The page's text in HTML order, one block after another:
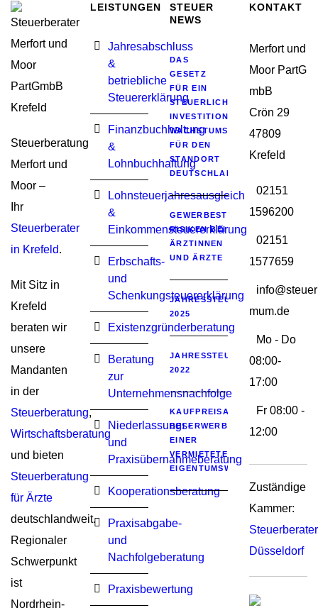
Steuerberatung
Merfort und
Moor –
Ihr
Steuerberater
in Krefeld.
Mit Sitz in
Krefeld
beraten wir
unsere
Mandanten
in der
Steuerberatung,
Wirtschaftsberatung
und bieten
Steuerberatung
für Ärzte
deutschlandweit.
Regionaler
Schwerpunkt
ist
Nordrhein-
LEISTUNGEN
Jahresabschluss
&
betriebliche
Steuererklärung
Finanzbuchhaltung
&
Lohnbuchhaltung
Lohnsteuerjahresausgleich
&
Einkommensteuererklärung
Erbschafts-
und
Schenkungsteuererklärung
Existenzgründerberatung
Beratung
zur
Unternehmensnachfolge
Niederlassungs-
und
Praxisübernahmeberatung
Kooperationsberatung
Praxisabgabe-
und
Nachfolgeberatung
Praxisbewertung
STEUER
NEWS
DAS
GESETZ
FÜR EIN
STEUERLICHES
WACHSTUMSIMPULSE
FÜR DEN
STANDORT
DEUTSCHLAND
GEWERBESTEUERLICHE
RISIKEN BEI
ÄRZTINNEN
UND ÄRZTE
JAHRESSTEUERGESETZ
2025
JAHRESSTEUERGESETZ
2022
KAUFPREISAUFTEILUNG
BEI ERWERB
EINER
VERMIETETEN
EIGENTUMSWOHNUNG
KONTAKT
Merfort und
Moor PartG
mbB
Crön 29
47809
Krefeld
02151
1596200
02151
1577659
mum.de
Mo - Do
08:00-
17:00
Fr 08:00 -
12:00
Zuständige
Kammer:
Düsseldorf